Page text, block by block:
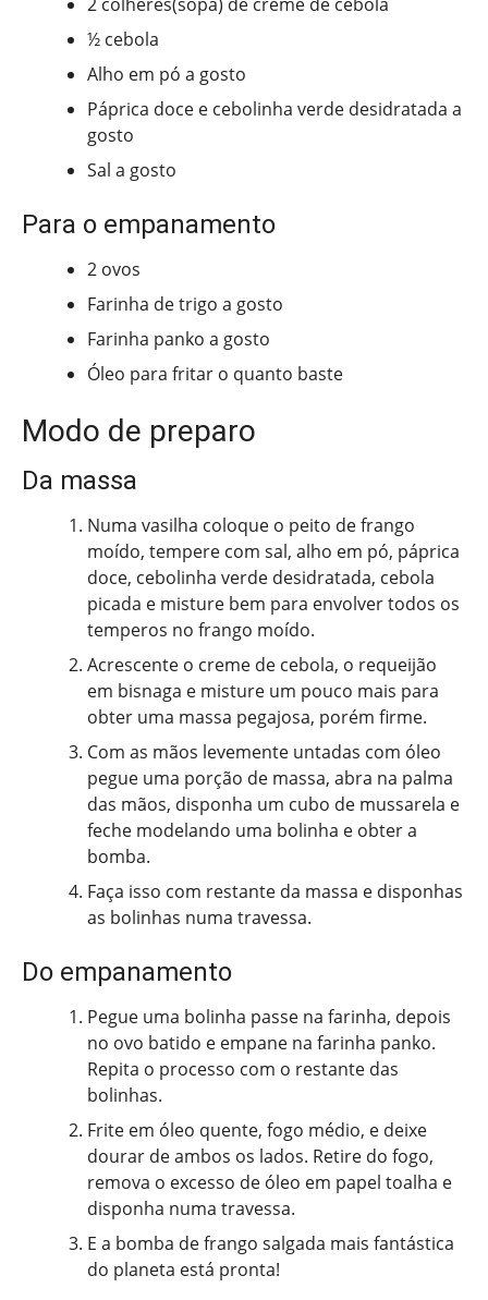
½ cebola
Alho em pó a gosto
Páprica doce e cebolinha verde desidratada a
gosto
Sal a gosto
Para o empanamento
2 ovos
Farinha de trigo a gosto
Farinha panko a gosto
Óleo para fritar o quanto baste
Modo de preparo
Da massa
Numa vasilha coloque o peito de frango
moído, tempere com sal, alho em pó, páprica
doce, cebolinha verde desidratada, cebola
picada e misture bem para envolver todos os
temperos no frango moído.
Acrescente o creme de cebola, o requeijão
em bisnaga e misture um pouco mais para
obter uma massa pegajosa, porém firme.
Com as mãos levemente untadas com óleo
pegue uma porção de massa, abra na palma
das mãos, disponha um cubo de mussarela e
feche modelando uma bolinha e obter a
bomba.
Faça isso com restante da massa e disponhas
as bolinhas numa travessa.
Do empanamento
Pegue uma bolinha passe na farinha, depois
no ovo batido e empane na farinha panko.
Repita o processo com o restante das
bolinhas.
Frite em óleo quente, fogo médio, e deixe
dourar de ambos os lados. Retire do fogo,
remova o excesso de óleo em papel toalha e
disponha numa travessa.
E a bomba de frango salgada mais fantástica
do planeta está pronta!